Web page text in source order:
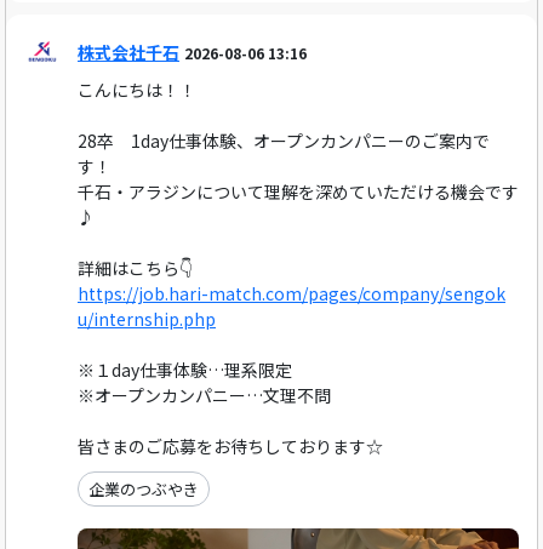
株式会社千石 2026-08-06 13:16
こんにちは！！
28卒 1day仕事体験、オープンカンパニーのご案内で
す！
千石・アラジンについて理解を深めていただける機会です
♪
詳細はこちら👇
https://job.hari-match.com/pages/company/sengok
u/internship.php
※１day仕事体験…理系限定
※オープンカンパニー…文理不問
皆さまのご応募をお待ちしております☆
企業のつぶやき